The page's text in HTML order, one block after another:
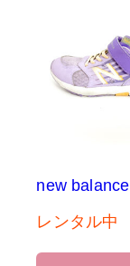
new balance
レンタル中